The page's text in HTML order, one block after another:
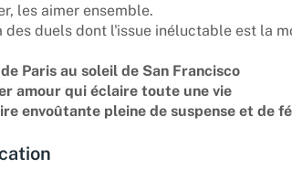
les aimer ensemble.
des duels dont l'issue inéluctable est la
Paris au soleil de San Francisco
amour qui éclaire toute une vie
envoûtante pleine de suspense et de